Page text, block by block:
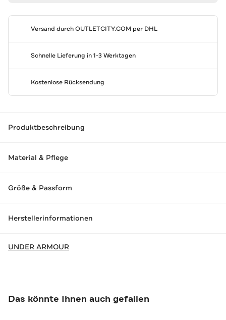
Versand durchOUTLETCITY.COM per DHL
Schnelle Lieferung in 1-3 Werktagen
Kostenlose Rücksendung
Produktbeschreibung
Material & Pflege
Größe & Passform
Herstellerinformationen
UNDER ARMOUR
Das könnte Ihnen auch gefallen